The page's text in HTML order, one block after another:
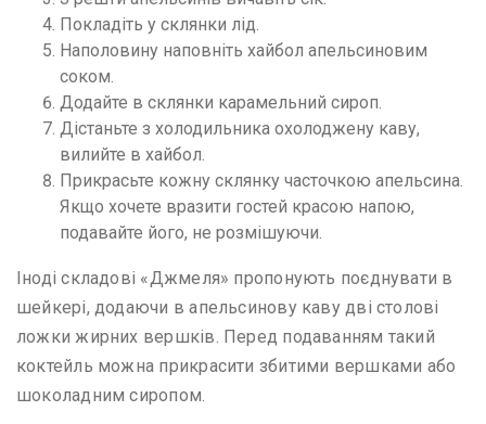
Покладіть у склянки лід.
Наполовину наповніть хайбол апельсиновим
соком.
Додайте в склянки карамельний сироп.
Дістаньте з холодильника охолоджену каву,
вилийте в хайбол.
Прикрасьте кожну склянку часточкою апельсина.
Якщо хочете вразити гостей красою напою,
подавайте його, не розмішуючи.
Іноді складові «Джмеля» пропонують поєднувати в
шейкері, додаючи в апельсинову каву дві столові
ложки жирних вершків. Перед подаванням такий
коктейль можна прикрасити збитими вершками або
шоколадним сиропом.